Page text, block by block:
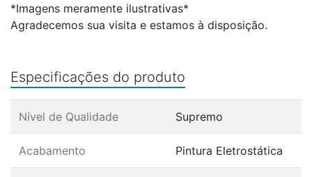
*Imagens meramente ilustrativas*
Agradecemos sua visita e estamos à disposição.
Especificações do produto
Nível de Qualidade Supremo
Acabamento Pintura Eletrostática